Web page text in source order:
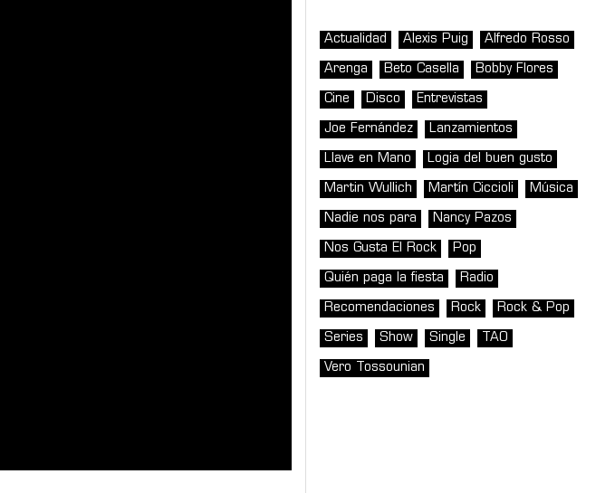
Actualidad Alexis Puig Alfredo Rosso
Arenga Beto Casella Bobby Flores
Cine Disco Entrevistas
Joe Fernández Lanzamientos
Llave en Mano Logia del buen gusto
Martin Wullich Martín Ciccioli Música
Nadie nos para Nancy Pazos
Nos Gusta El Rock Pop
Quién paga la fiesta Radio
Recomendaciones Rock Rock & Pop
Series Show Single TAO
Vero Tossounian